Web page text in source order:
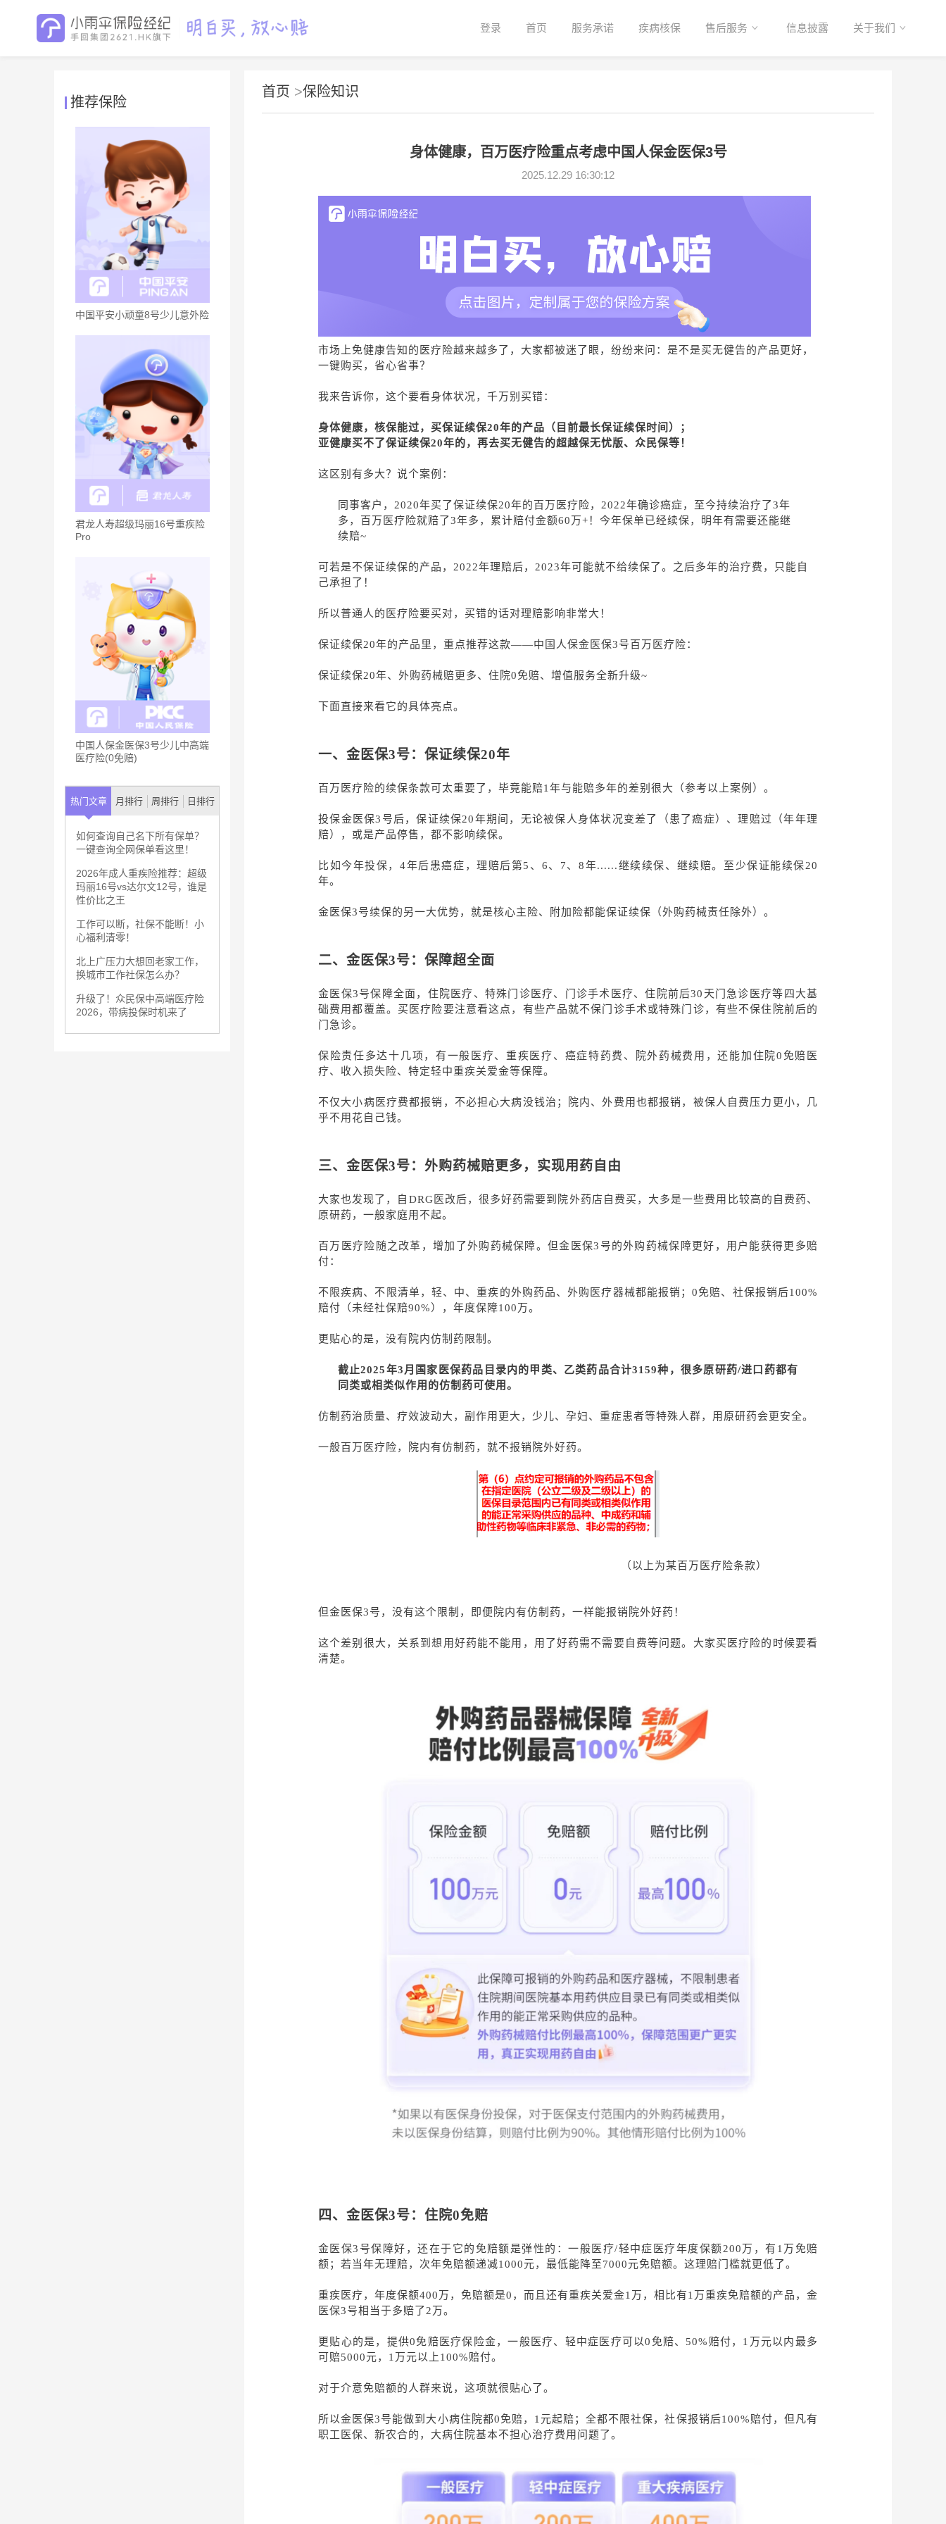
登录 首页 服务承诺 疾病核保 售后服务 信息披露 关于我们
推荐保险
中国平安小顽童8号少儿意外险
君龙人寿超级玛丽16号重疾险
Pro
中国人保金医保3号少儿中高端
医疗险(0免赔)
热门文章 月排行 周排行 日排行
如何查询自己名下所有保单？
一键查询全网保单看这里！
2026年成人重疾险推荐：超级
玛丽16号vs达尔文12号，谁是
性价比之王
工作可以断，社保不能断！小
心福利清零！
北上广压力大想回老家工作，
换城市工作社保怎么办？
升级了！众民保中高端医疗险
2026，带病投保时机来了
首页 >保险知识
身体健康，百万医疗险重点考虑中国人保金医保3号
2025.12.29 16:30:12
市场上免健康告知的医疗险越来越多了，大家都被迷了眼，纷纷来问：是不是买无健告的产品更好，
一键购买，省心省事？
我来告诉你，这个要看身体状况，千万别买错：
身体健康，核保能过，买保证续保20年的产品（目前最长保证续保时间）；
亚健康买不了保证续保20年的，再去买无健告的超越保无忧版、众民保等！
这区别有多大？说个案例：
同事客户， 2020年买了保证续保20年的百万医疗险，2022年确诊癌症，至今持续治疗了3年
多，百万医疗险就赔了3年多，累计赔付金额60万+！今年保单已经续保，明年有需要还能继
续赔~
可若是不保证续保的产品， 2022年理赔后，2023年可能就不给续保了。之后多年的治疗费，只能自
己承担了！
所以普通人的医疗险要买对，买错的话对理赔影响非常大！
保证续保20年的产品里，重点推荐这款——中国人保金医保3号百万医疗险：
保证续保20年、外购药械赔更多、住院0免赔、增值服务全新升级~
下面直接来看它的具体亮点。
一、 金医保3号：保证续保20年
百万医疗险的续保条款可太重要了，毕竟能赔1年与能赔多年的差别很大（参考以上案例）。
投保金医保3号后，保证续保20年期间，无论被保人身体状况变差了（患了癌症）、理赔过（年年理
赔），或是产品停售，都不影响续保。
比如今年投保，4年后患癌症，理赔后第5、6、7、8年......继续续保、继续赔。至少保证能续保20
年。
金医保3号续保的另一大优势，就是核心主险、附加险都能保证续保（外购药械责任除外）。
二、 金医保3号：保障超全面
金医保3号保障全面，住院医疗、特殊门诊医疗、门诊手术医疗、住院前后30天门急诊医疗等四大基
础费用都覆盖。买医疗险要注意看这点，有些产品就不保门诊手术或特殊门诊，有些不保住院前后的
门急诊。
保险责任多达十几项，有一般医疗、重疾医疗、癌症特药费、院外药械费用，还能加住院0免赔医
疗、收入损失险、特定轻中重疾关爱金等保障。
不仅大小病医疗费都报销，不必担心大病没钱治；院内、外费用也都报销，被保人自费压力更小，几
乎不用花自己钱。
三、 金医保3号：外购药械赔更多，实现用药自由
大家也发现了，自 DRG医改后，很多好药需要到院外药店自费买，大多是一些费用比较高的自费药、
原研药，一般家庭用不起。
百万医疗险随之改革，增加了外购药械保障。但金医保3号的外购药械保障更好，用户能获得更多赔
付：
不限疾病、不限清单，轻、中、重疾的外购药品、外购医疗器械都能报销；0免赔、社保报销后100%
赔付（未经社保赔90%），年度保障100万。
更贴心的是，没有院内仿制药限制。
截止2025年3月国家医保药品目录内的甲类、乙类药品合计3159种，很多原研药/进口药都有
同类或相类似作用的仿制药可使用。
仿制药治质量、疗效波动大，副作用更大，少儿、孕妇、重症患者等特殊人群，用原研药会更安全。
一般百万医疗险，院内有仿制药，就不报销院外好药。
（以上为某百万医疗险条款）
但金医保3号，没有这个限制，即便院内有仿制药，一样能报销院外好药！
这个差别很大，关系到想用好药能不能用，用了好药需不需要自费等问题。大家买医疗险的时候要看
清楚。
四、 金医保3号：住院0免赔
金医保3号保障好，还在于它的免赔额是弹性的：一般医疗/轻中症医疗年度保额200万，有1万免赔
额；若当年无理赔，次年免赔额递减1000元，最低能降至7000元免赔额。这理赔门槛就更低了。
重疾医疗，年度保额400万，免赔额是0，而且还有重疾关爱金1万，相比有1万重疾免赔额的产品，金
医保3号相当于多赔了2万。
更贴心的是，提供0免赔医疗保险金，一般医疗、轻中症医疗可以0免赔、50%赔付，1万元以内最多
可赔5000元，1万元以上100%赔付。
对于介意免赔额的人群来说，这项就很贴心了。
所以金医保3号能做到大小病住院都0免赔，1元起赔；全都不限社保，社保报销后100%赔付，但凡有
职工医保、新农合的，大病住院基本不担心治疗费用问题了。